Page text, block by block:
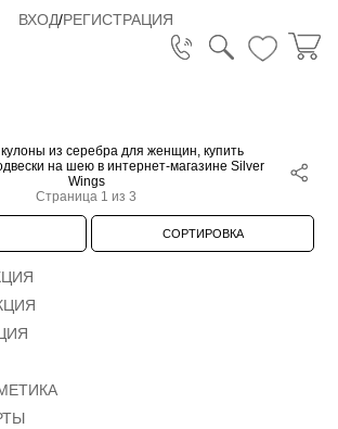
ВХОД/РЕГИСТРАЦИЯ
из серебра для женщин, купить
на шею в интернет-магазине Silver
Wings
Страница 1 из 3
СОРТИРОВКА